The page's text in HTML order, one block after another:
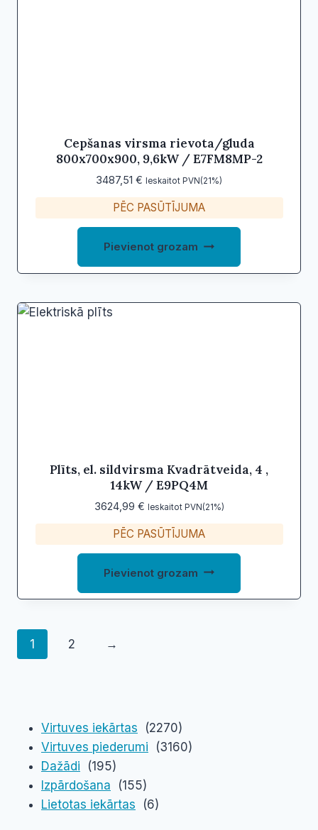
Cepšanas virsma rievota/gluda
800x700x900, 9,6kW / E7FM8MP-2
3487,51 € Ieskaitot PVN(21%)
PĒC PASŪTĪJUMA
Pievienot grozam
Plīts, el. sildvirsma Kvadrātveida, 4 ,
14kW / E9PQ4M
3624,99 € Ieskaitot PVN(21%)
PĒC PASŪTĪJUMA
Pievienot grozam
1 2 →
Virtuves iekārtas
(2270)
Virtuves piederumi
(3160)
Dažādi
(195)
Izpārdošana
(155)
Lietotas iekārtas
(6)